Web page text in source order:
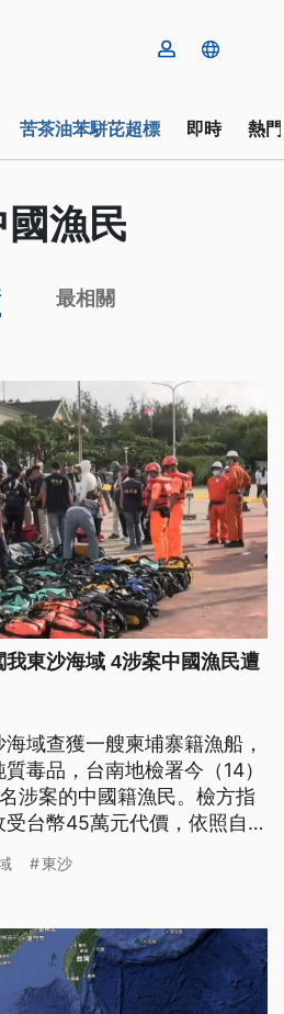
苦茶油苯駢芘超標 即時 熱
漁民
最相關
東沙海域 4涉案中國漁民遭
域查獲一艘柬埔寨籍漁船，
毒品，台南地檢署今（14）
涉案的中國籍漁民。檢方指
台幣45萬元代價，依照自稱
域轉運，所幸遭海巡署即時
東沙